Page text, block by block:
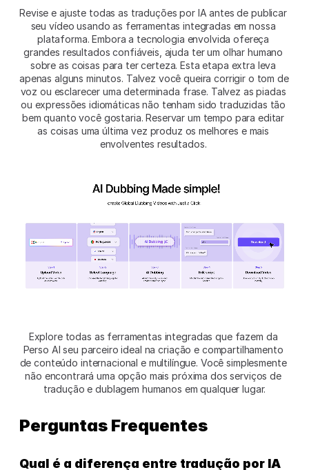
Revise e ajuste todas as traduções por IA antes de publicar
seu vídeo usando as ferramentas integradas em nossa
plataforma. Embora a tecnologia envolvida ofereça
grandes resultados confiáveis, ajuda ter um olhar humano
sobre as coisas para ter certeza. Esta etapa extra leva
apenas alguns minutos. Talvez você queira corrigir o tom de
voz ou esclarecer uma determinada frase. Talvez as piadas
ou expressões idiomáticas não tenham sido traduzidas tão
bem quanto você gostaria. Reservar um tempo para editar
as coisas uma última vez produz os melhores e mais
envolventes resultados.
Explore todas as ferramentas integradas que fazem da
Perso AI seu parceiro ideal na criação e compartilhamento
de conteúdo internacional e multilíngue. Você simplesmente
não encontrará uma opção mais próxima dos serviços de
tradução e dublagem humanos em qualquer lugar.
Perguntas Frequentes
Qual é a diferença entre tradução por IA